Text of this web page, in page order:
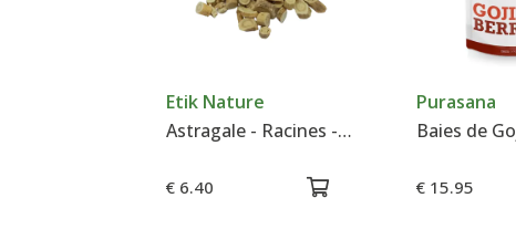
Etik Nature
Astragale - Racines - Tisane- 100 g
€ 6.40
Purasana
€ 15.95